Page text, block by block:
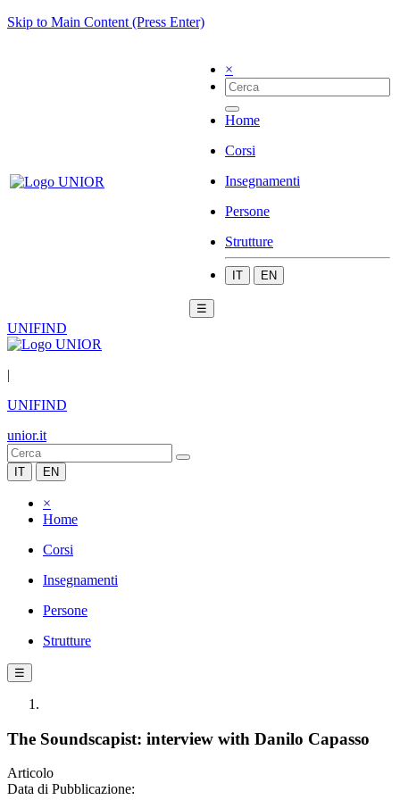
Skip to Main Content (Press Enter)
×
Home
Corsi
Insegnamenti
Persone
Strutture
IT EN
☰
UNIFIND
|
UNIFIND
unior.it
IT EN
×
Home
Corsi
Insegnamenti
Persone
Strutture
☰
The Soundscapist: interview with Danilo Capasso
Articolo
Data di Pubblicazione: